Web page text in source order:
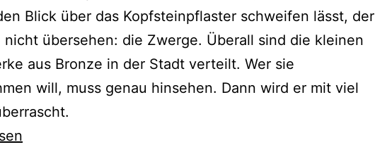
Blick über das Kopfsteinpflaster schweifen lässt, der
nicht übersehen: die Zwerge. Überall sind die kleinen
aus Bronze in der Stadt verteilt. Wer sie
will, muss genau hinsehen. Dann wird er mit viel